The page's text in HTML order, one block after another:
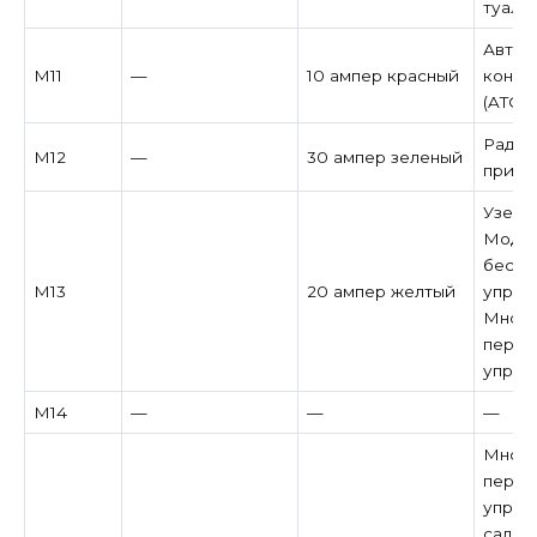
M11 — 10 ампер красный
(ATC)
M12 — 30 ампер зеленый
при
M13 20 ампер желтый
Узел
M14 — — —